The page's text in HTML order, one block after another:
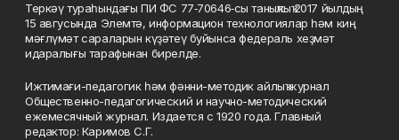
Теркәү тураһындағы ПИ ФС 77‑70646‑сы таныҡлыҡ 2017 йылдың
15 авгусында Элемтә, информацион технологиялар һәм киң
мәғлүмәт сараларын күҙәтеү буйынса федераль хеҙмәт
идаралығы тарафынан бирелде.
Ижтимағи-педагогик һәм фәнни-методик айлыҡ журнал
Общественно-педагогический и научно-методический
ежемесячный журнал. Издается с 1920 года. Главный
редактор: Каримов С.Г.